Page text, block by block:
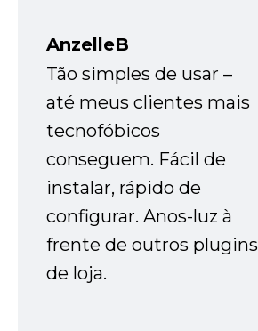
AnzelleB
Tão simples de usar –
até meus clientes mais
tecnofóbicos
conseguem. Fácil de
instalar, rápido de
configurar. Anos-luz à
frente de outros plugins
de loja.